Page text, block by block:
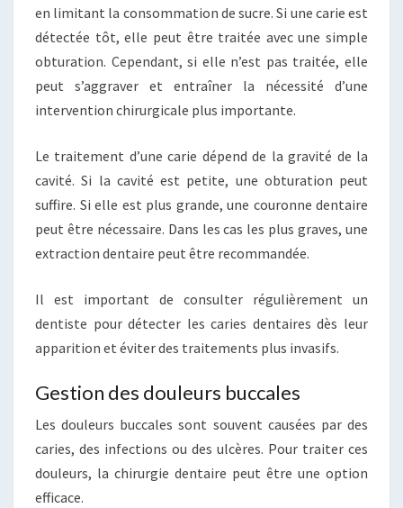
en limitant la consommation de sucre. Si une carie est
détectée tôt, elle peut être traitée avec une simple
obturation. Cependant, si elle n’est pas traitée, elle
peut s’aggraver et entraîner la nécessité d’une
intervention chirurgicale plus importante.
Le traitement d’une carie dépend de la gravité de la
cavité. Si la cavité est petite, une obturation peut
suffire. Si elle est plus grande, une couronne dentaire
peut être nécessaire. Dans les cas les plus graves, une
extraction dentaire peut être recommandée.
Il est important de consulter régulièrement un
dentiste pour détecter les caries dentaires dès leur
apparition et éviter des traitements plus invasifs.
Gestion des douleurs buccales
Les douleurs buccales sont souvent causées par des
caries, des infections ou des ulcères. Pour traiter ces
douleurs, la chirurgie dentaire peut être une option
efficace.